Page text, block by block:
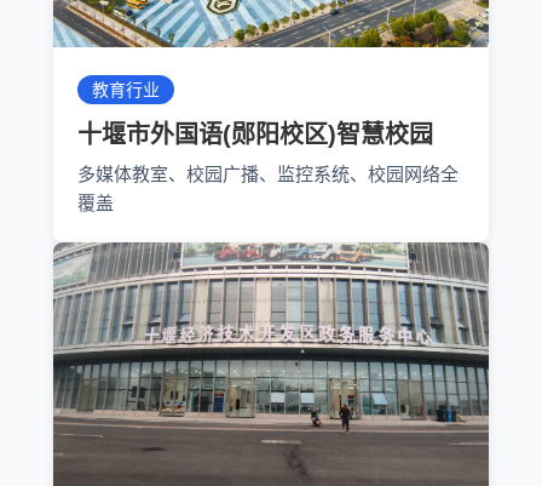
教育行业
十堰市外国语(郧阳校区)智慧校园
多媒体教室、校园广播、监控系统、校园网络全
覆盖